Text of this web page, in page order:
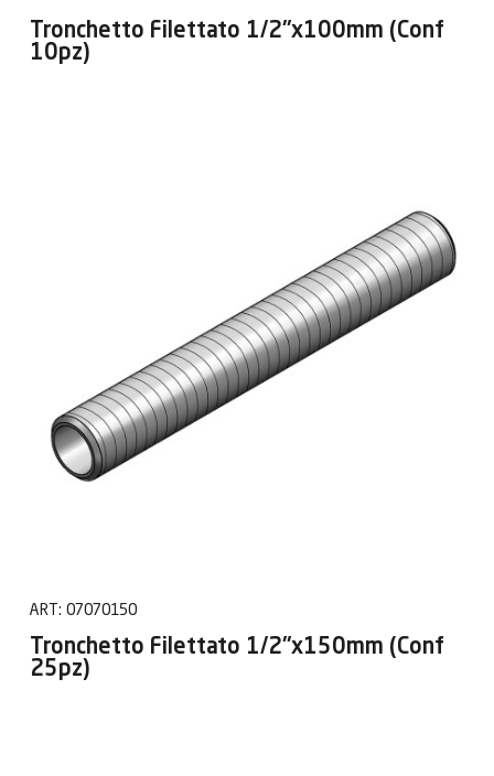
Tronchetto Filettato 1/2"x100mm (Conf
10pz)
ART: 07070150
Tronchetto Filettato 1/2"x150mm (Conf
25pz)